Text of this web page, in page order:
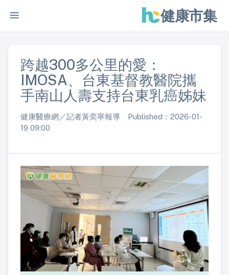
健康市集
跨越300多公里的愛：
IMOSA、台東基督教醫院攜
手南山人壽支持台東乳癌姊妹
健康醫療網／記者黃奕寧報導 Published：2026-01-
19 09:00